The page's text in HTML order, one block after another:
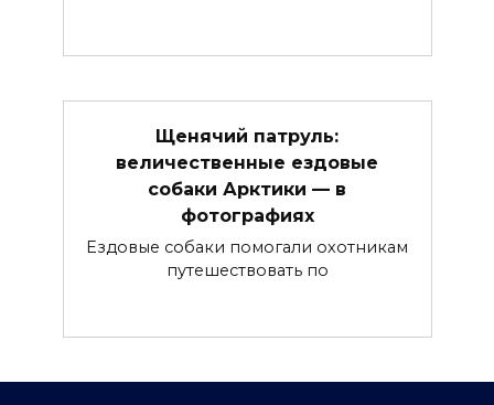
Щенячий патруль:
величественные ездовые
собаки Арктики — в
фотографиях
Ездовые собаки помогали охотникам
путешествовать по